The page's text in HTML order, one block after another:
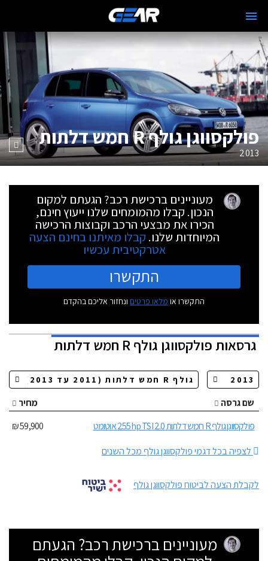
פולקסווגן גולף R חמש דלתות
2013
מעוניינים ברכישת רכב? הגעתם למקום
הנכון. קבלו מהמומחים שלנו ייעוץ חינם,
הכירו את מבצעי הרכב וקבוצות הרכישה
המיוחדות שלנו. קבלו מאיתנו בחינם הצעה
אטרקטיבית עכשיו
התקשרו
התקשרו או מלאו פרטים ונחזור אליכם בהקדם
גרסאותפולקסווגן גולף R חמש דלתות
שם גרסה
מחיר
פולקסווגן גולף R חמש דלתות 2.0 255hp TSI אוטומט
59,900 ₪
לצפיה בכל דגמי פולקסווגן גולף מכל השנים
לקבלת הצעה לביטוח פולקסווגן גולף
מעוניינים ברכישת רכב? הגעתם